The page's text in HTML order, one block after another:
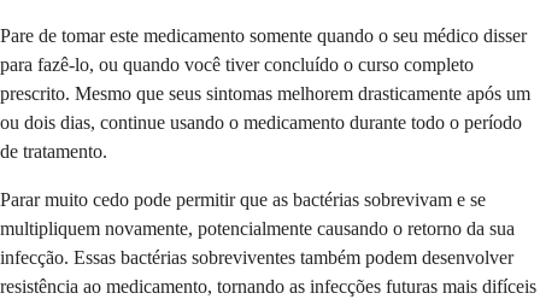
Pare de tomar este medicamento somente quando o seu médico disser
para fazê-lo, ou quando você tiver concluído o curso completo
prescrito. Mesmo que seus sintomas melhorem drasticamente após um
ou dois dias, continue usando o medicamento durante todo o período
de tratamento.
Parar muito cedo pode permitir que as bactérias sobrevivam e se
multipliquem novamente, potencialmente causando o retorno da sua
infecção. Essas bactérias sobreviventes também podem desenvolver
resistência ao medicamento, tornando as infecções futuras mais difíceis